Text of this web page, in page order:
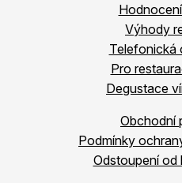
Výhody
Telefonická
Pro
Degustace
Obchodní
Podmínky
Odstoupení od